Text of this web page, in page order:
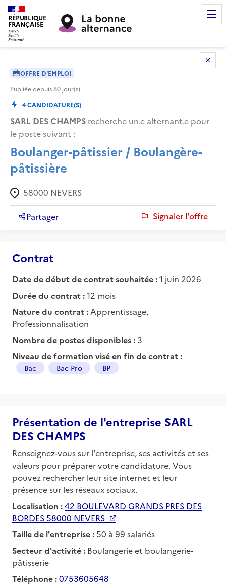
RÉPUBLIQUE
FRANÇAISE
OFFRE D'EMPLOI
Publiée depuis80 jour(s)
4CANDIDATURE(S)
SARL DES CHAMPS recherche un.e alternant.e pour
le poste suivant :
Boulanger-pâtissier / Boulangère-
pâtissière
58000 NEVERS
Partager Signaler l'offre
Contrat
Date de début de contrat souhaitée :1 juin 2026
Durée du contrat :12 mois
Nature du contrat : Apprentissage,
Professionnalisation
Nombre de postes disponibles : 3
Niveau de formation visé en fin de contrat :
Bac Bac Pro BP
Présentation de l'entreprise SARL
DES CHAMPS
Renseignez-vous sur l'entreprise, ses activités et ses
valeurs pour préparer votre candidature. Vous
pouvez rechercher leur site internet et leur
présence sur les réseaux sociaux.
Localisation :42 BOULEVARD GRANDS PRES DES
BORDES 58000 NEVERS
Taille de l'entreprise : 50 à 99 salariés
Secteur d'activité : Boulangerie et boulangerie-
pâtisserie
Téléphone :0753605648